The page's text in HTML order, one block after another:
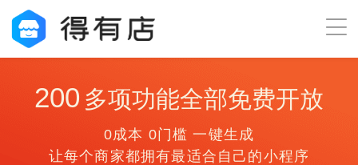
200 多项功能全部免费开放
0成本 0门槛 一键生成
让每个商家都拥有最适合自己的小程序